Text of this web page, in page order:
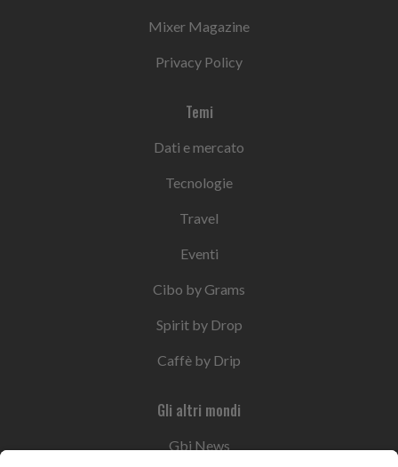
Mixer Magazine
Privacy Policy
Temi
Dati e mercato
Tecnologie
Travel
Eventi
Cibo by Grams
Spirit by Drop
Caffè by Drip
Gli altri mondi
Gbi News